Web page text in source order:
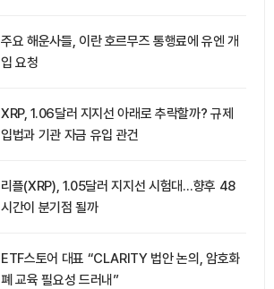
주요 해운사들, 이란 호르무즈 통행료에 유엔 개
입 요청
XRP, 1.06달러 지지선 아래로 추락할까? 규제
입법과 기관 자금 유입 관건
리플(XRP), 1.05달러 지지선 시험대…향후 48
시간이 분기점 될까
ETF스토어 대표 “CLARITY 법안 논의, 암호화
폐 교육 필요성 드러내”